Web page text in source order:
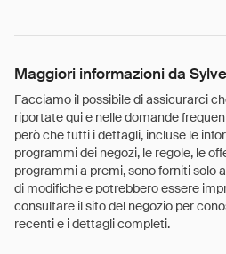
Maggiori informazioni da
Facciamo il possibile di assicurarci
riportate qui e nelle domande
però che tutti i dettagli, incluse le
programmi dei negozi, le regole, le
programmi a premi, sono forniti solo
di modifiche e potrebbero essere
consultare il sito del negozio per
recenti e i dettagli completi.